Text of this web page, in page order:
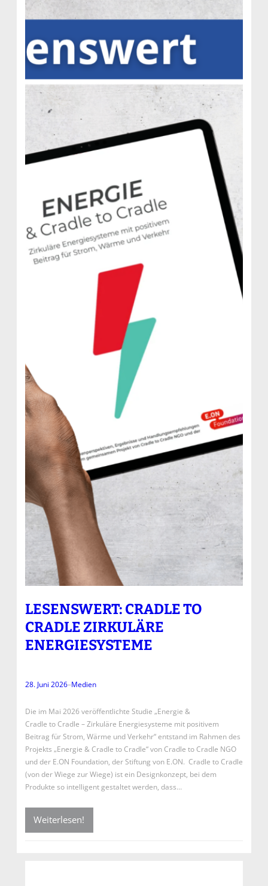
LESENSWERT: CRADLE TO
CRADLE ZIRKULÄRE
ENERGIESYSTEME
28. Juni 2026–Medien
Die im Mai 2026 veröffentlichte Studie „Energie &
Cradle to Cradle – Zirkuläre Energiesysteme mit positivem
Beitrag für Strom, Wärme und Verkehr“ entstand im Rahmen des
Projekts „Energie & Cradle to Cradle“ von Cradle to Cradle NGO
und der E.ON Foundation, der Stiftung von E.ON. Cradle to Cradle
(von der Wiege zur Wiege) ist ein Designkonzept, bei dem
Produkte so intelligent gestaltet werden, dass…
Weiterlesen!